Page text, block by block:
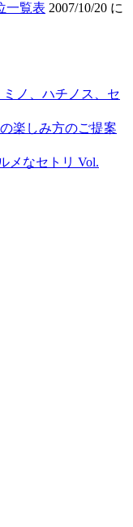
一覧表 2007/10/20 に
ノ、ハチノス、セ
楽しみ方のご提案
メなセトリ Vol.